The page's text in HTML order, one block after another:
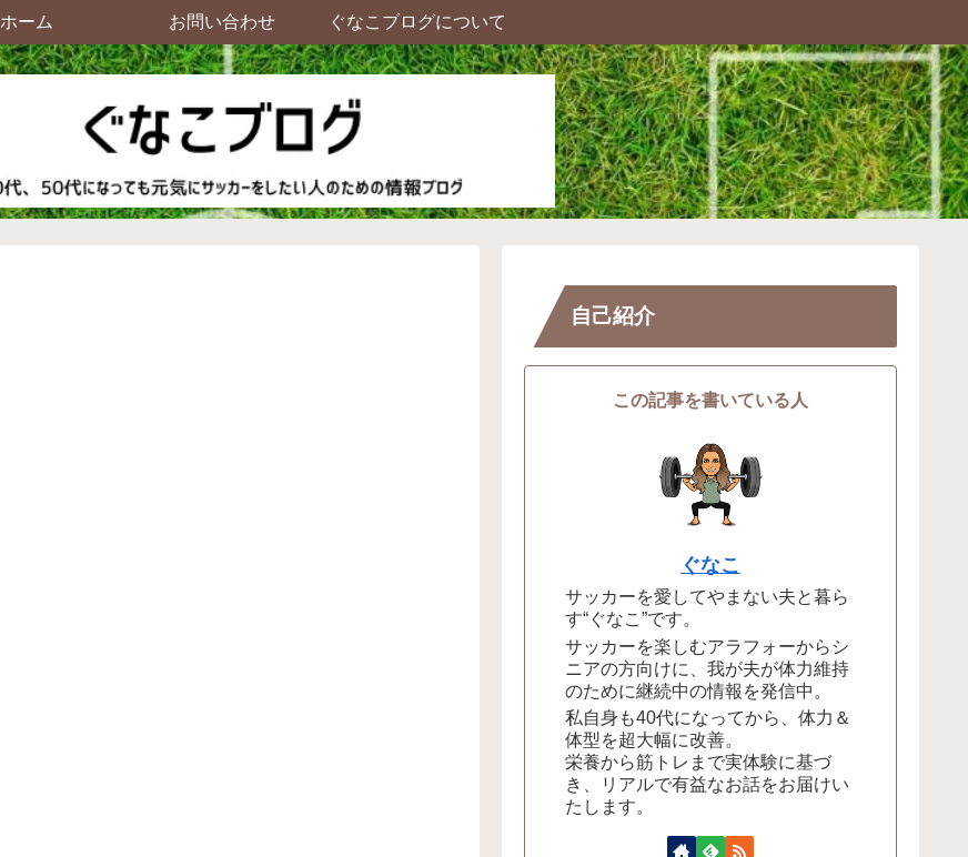
ホーム お問い合わせ ぐなこブログについて
自己紹介
この記事を書いている人
ぐなこ
サッカーを愛してやまない夫と暮ら
す“ぐなこ”です。
サッカーを楽しむアラフォーからシ
ニアの方向けに、我が夫が体力維持
のために継続中の情報を発信中。
私自身も40代になってから、体力＆
体型を超大幅に改善。
栄養から筋トレまで実体験に基づ
き、リアルで有益なお話をお届けい
たします。